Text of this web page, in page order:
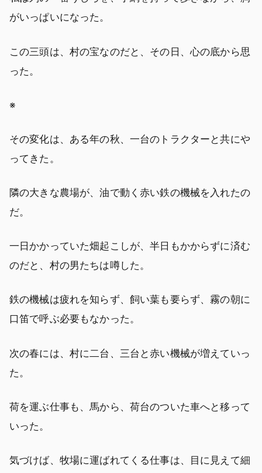
がいっぱいになった。
この三頭は、村の宝なのだと、その日、心の底から思
った。
※
その変化は、ある年の秋、一台のトラクターと共にや
ってきた。
隣の大きな農場が、油で動く赤い鉄の機械を入れたの
だ。
一日かかっていた畑起こしが、半日もかからずに済む
のだと、村の男たちは噂した。
鉄の機械は疲れを知らず、飼い葉も要らず、霧の朝に
口笛で呼ぶ必要もなかった。
次の春には、村に二台、三台と赤い機械が増えていっ
た。
荷を運ぶ仕事も、馬から、荷台のついた車へと移って
いった。
気づけば、牧場に運ばれてくる仕事は、目に見えて細